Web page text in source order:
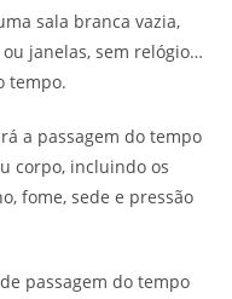
sala branca vazia,
janelas, sem relógio…
tempo.
a passagem do tempo
corpo, incluindo os
fome, sede e pressão
passagem do tempo